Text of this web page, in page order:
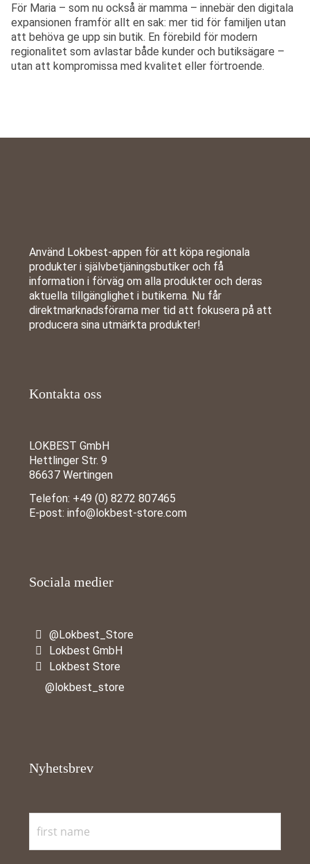
För Maria – som nu också är mamma – innebär den digitala
expansionen framför allt en sak: mer tid för familjen utan
att behöva ge upp sin butik. En förebild för modern
regionalitet som avlastar både kunder och butiksägare –
utan att kompromissa med kvalitet eller förtroende.
Använd Lokbest-appen för att köpa regionala
produkter i självbetjäningsbutiker och få
information i förväg om alla produkter och deras
aktuella tillgänglighet i butikerna. Nu får
direktmarknadsförarna mer tid att fokusera på att
producera sina utmärkta produkter!
Kontakta oss
LOKBEST GmbH
Hettlinger Str. 9
86637 Wertingen
Telefon: +49 (0) 8272 807465
E-post:info@lokbest-store.com
Sociala medier
@Lokbest_Store
Lokbest GmbH
Lokbest Store
@lokbest_store
Nyhetsbrev